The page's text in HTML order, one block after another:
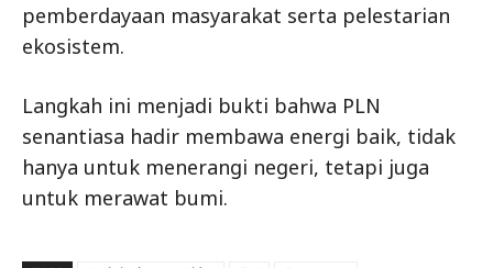
pemberdayaan masyarakat serta pelestarian
ekosistem.
Langkah ini menjadi bukti bahwa PLN
senantiasa hadir membawa energi baik, tidak
hanya untuk menerangi negeri, tetapi juga
untuk merawat bumi.